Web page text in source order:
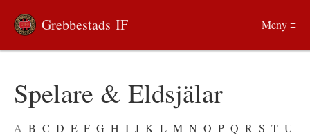
Spelare & Eldsjälar
A B C D E F G H I J K L M N O P Q R S T U
Grebbestads IF Meny ≡